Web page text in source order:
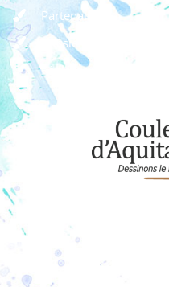
Partenaires
Dossier de presse
Règlement des concours